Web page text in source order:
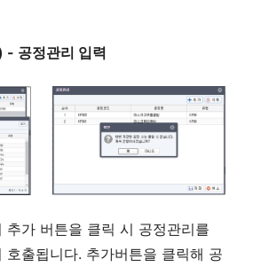
- 공정관리 입력
추가 버튼을 클릭 시 공정관리를
호출됩니다. 추가버튼을 클릭해 공